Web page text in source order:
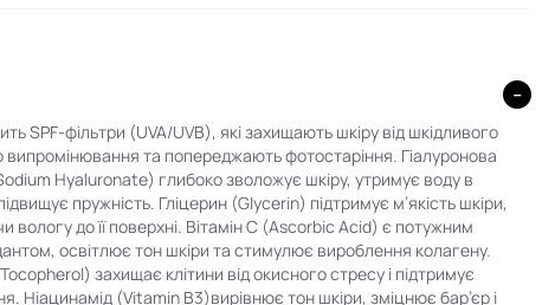
SPF‑фільтри (UVA/UVB), які захищають шкіру від шкідливого
випромінювання та попереджають фотостаріння. Гіалуронова
Hyaluronate) глибоко зволожує шкіру, утримує воду в
підвищує пружність. Гліцерин (Glycerin) підтримує м’якість шкіри,
вологу до її поверхні. Вітамін C (Ascorbic Acid) є потужним
освітлює тон шкіри та стимулює вироблення колагену.
захищає клітини від окисного стресу і підтримує
Ніацинамід (Vitamin B3)вирівнює тон шкіри, зміцнює бар’єр і